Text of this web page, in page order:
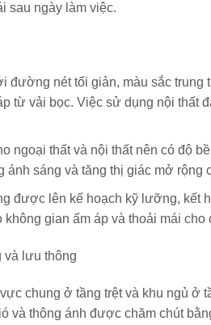
sau ngày làm việc.
đường nét tối giản, màu sắc
từ vải bọc. Việc sử dụng nội thất
ngoại thất và nội thất nên có độ
ánh sáng và tăng thị giác mở rộng
được lên kế hoạch kỹ lưỡng, kết
không gian ấm áp và thoải mái cho
và lưu thông
chung ở tầng trệt và khu ngủ ở
và thông ánh được chăm chút